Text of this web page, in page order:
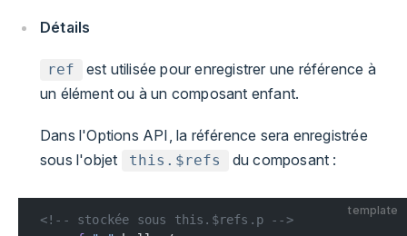
Détails
ref
est utilisée pour enregistrer une référence à
un élément ou à un composant enfant.
Dans l'Options API, la référence sera enregistrée
sous l'objet
this.$refs du composant :
template
<!-- stockée sous this.$refs.p -->